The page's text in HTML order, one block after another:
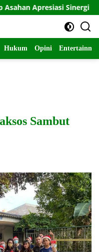
Sinergi Pembinaan
Hukum Opini
Sambut